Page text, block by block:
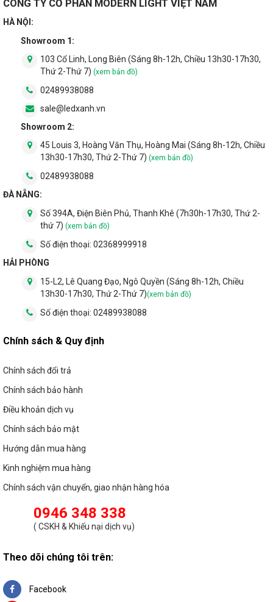
CÔNG TY CỔ PHẦN MODERN LIGHT VIỆT NAM
HÀ NỘI:
Showroom 1:
103 Cổ Linh, Long Biên (Sáng 8h-12h, Chiều 13h30-17h30,
Thứ 2-Thứ 7) (xem bản đồ)
02489938088
sale@ledxanh.vn
Showroom 2:
45 Louis 3, Hoàng Văn Thụ, Hoàng Mai (Sáng 8h-12h, Chiều
13h30-17h30, Thứ 2-Thứ 7) (xem bản đồ)
02489938088
ĐÀ NẴNG:
Số 394A, Điện Biên Phủ, Thanh Khê (7h30h-17h30, Thứ 2-
thứ 7) (xem bản đồ)
Số điện thoại: 02368999918
HẢI PHÒNG
15-L2, Lê Quang Đạo, Ngô Quyền (Sáng 8h-12h, Chiều
13h30-17h30, Thứ 2-Thứ 7)(xem bản đồ)
Số điện thoại: 02489938088
Chính sách & Quy định
Chính sách đổi trả
Chính sách bảo hành
Điều khoản dịch vụ
Chính sách bảo mật
Hướng dẫn mua hàng
Kinh nghiệm mua hàng
Chính sách vận chuyển, giao nhận hàng hóa
0946 348 338
( CSKH & Khiếu nại dịch vụ)
Theo dõi chúng tôi trên:
Facebook